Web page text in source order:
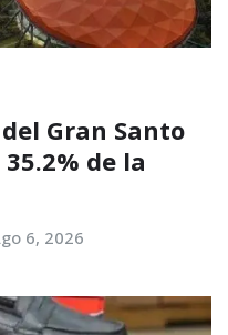
Gran Santo
de la
6, 2026